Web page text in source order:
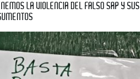
LA VIOLENCIA DEL FALSO SAP Y SUS